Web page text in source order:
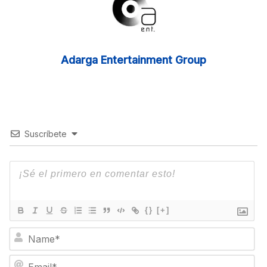
Adarga Entertainment Group
Suscríbete
{} [+]
m